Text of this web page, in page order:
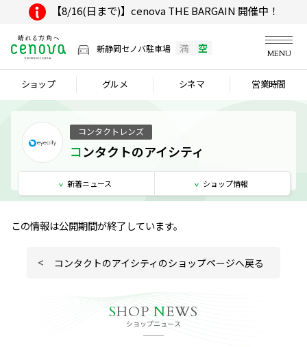
【8/16(日まで)】cenova THE BARGAIN 開催中！
新静岡セノバ駐車場 満 空 MENU
ショップ グルメ シネマ 営業時間
コンタクトレンズ
コンタクトのアイシティ
新着ニュース ショップ情報
この情報は公開期間が終了しています。
コンタクトのアイシティのショップページへ戻る
SHOP NEWS
ショップニュース